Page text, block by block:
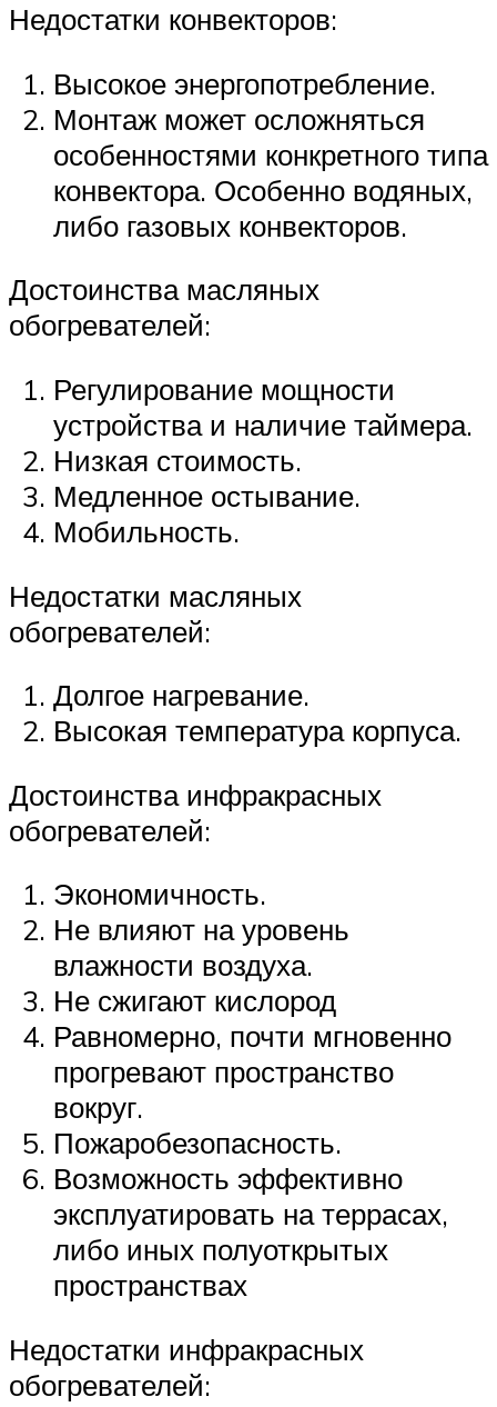
Недостатки конвекторов:
Высокое энергопотребление.
Монтаж может осложняться
особенностями конкретного типа
конвектора. Особенно водяных,
либо газовых конвекторов.
Достоинства масляных
обогревателей:
Регулирование мощности
устройства и наличие таймера.
Низкая стоимость.
Медленное остывание.
Мобильность.
Недостатки масляных
обогревателей:
Долгое нагревание.
Высокая температура корпуса.
Достоинства инфракрасных
обогревателей:
Экономичность.
Не влияют на уровень
влажности воздуха.
Не сжигают кислород
Равномерно, почти мгновенно
прогревают пространство
вокруг.
Пожаробезопасность.
Возможность эффективно
эксплуатировать на террасах,
либо иных полуоткрытых
пространствах
Недостатки инфракрасных
обогревателей: